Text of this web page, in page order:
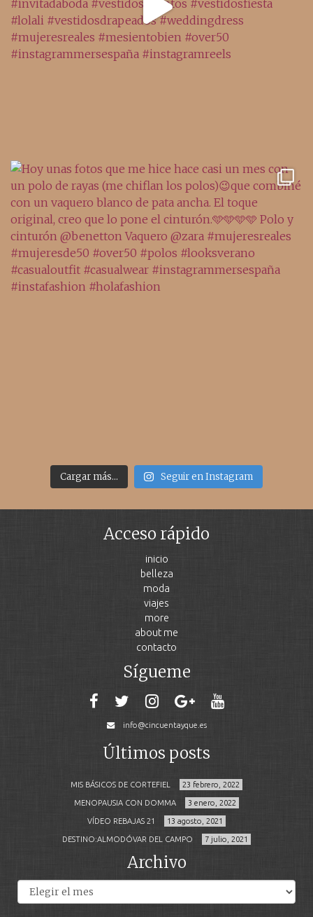
Cargar más... Seguir en Instagram
Acceso rápido
inicio
belleza
moda
viajes
more
about me
contacto
Sígueme
info@cincuentayque.es
Últimos posts
MIS BÁSICOS DE CORTEFIEL 23 febrero, 2022
MENOPAUSIA CON DOMMA 3 enero, 2022
VÍDEO REBAJAS 21 13 agosto, 2021
DESTINO:ALMODÓVAR DEL CAMPO 7 julio, 2021
Archivo